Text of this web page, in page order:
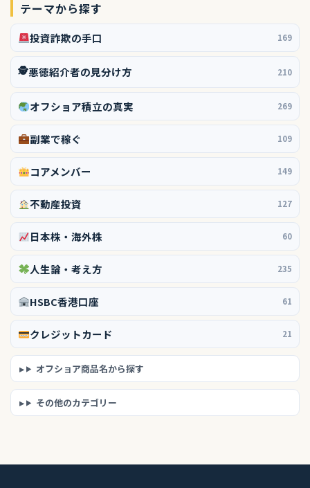
テーマから探す
投資詐欺の手口 169
🕵️悪徳紹介者の見分け方 210
オフショア積立の真実 269
副業で稼ぐ 109
コアメンバー 149
不動産投資 127
日本株・海外株 60
人生論・考え方 235
HSBC香港口座 61
クレジットカード 21
オフショア商品名から探す
その他のカテゴリー